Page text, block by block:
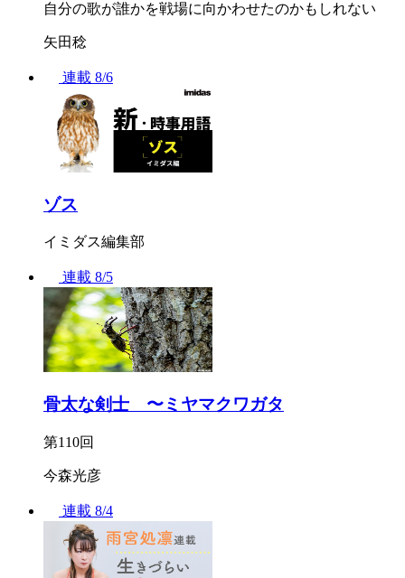
自分の歌が誰かを戦場に向かわせたのかもしれない
矢田稔
連載 8/6
ゾス
イミダス編集部
連載 8/5
骨太な剣士 〜ミヤマクワガタ
第110回
今森光彦
連載 8/4